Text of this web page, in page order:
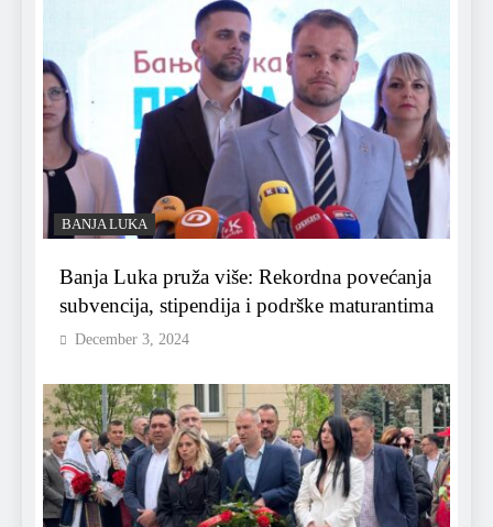
BANJA LUKA
Banja Luka pruža više: Rekordna povećanja
subvencija, stipendija i podrške maturantima
December 3, 2024